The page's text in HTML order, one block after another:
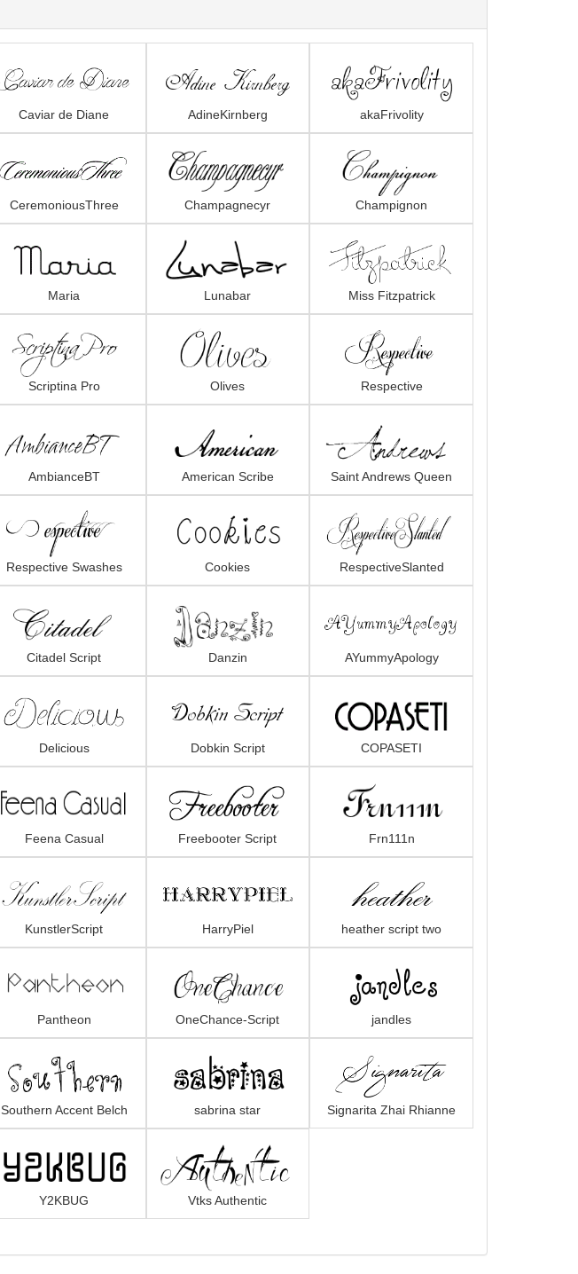
Caviar de Diane AdineKirnberg akaFrivolity
CeremoniousThree Champagnecyr Champignon
Maria Lunabar Miss Fitzpatrick
Scriptina Pro Olives Respective
AmbianceBT American Scribe Saint Andrews Queen
Respective Swashes Cookies RespectiveSlanted
Citadel Script Danzin AYummyApology
Delicious Dobkin Script COPASETI
Feena Casual Freebooter Script Frn111n
KunstlerScript HarryPiel heather script two
Pantheon OneChance-Script jandles
Southern Accent Belch sabrina star Signarita Zhai Rhianne
Y2KBUG Vtks Authentic